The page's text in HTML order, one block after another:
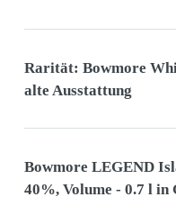
Rarität: Bowmore
alte Ausstattung
Bowmore LEGEND
40%, Volume - 0.7 l in